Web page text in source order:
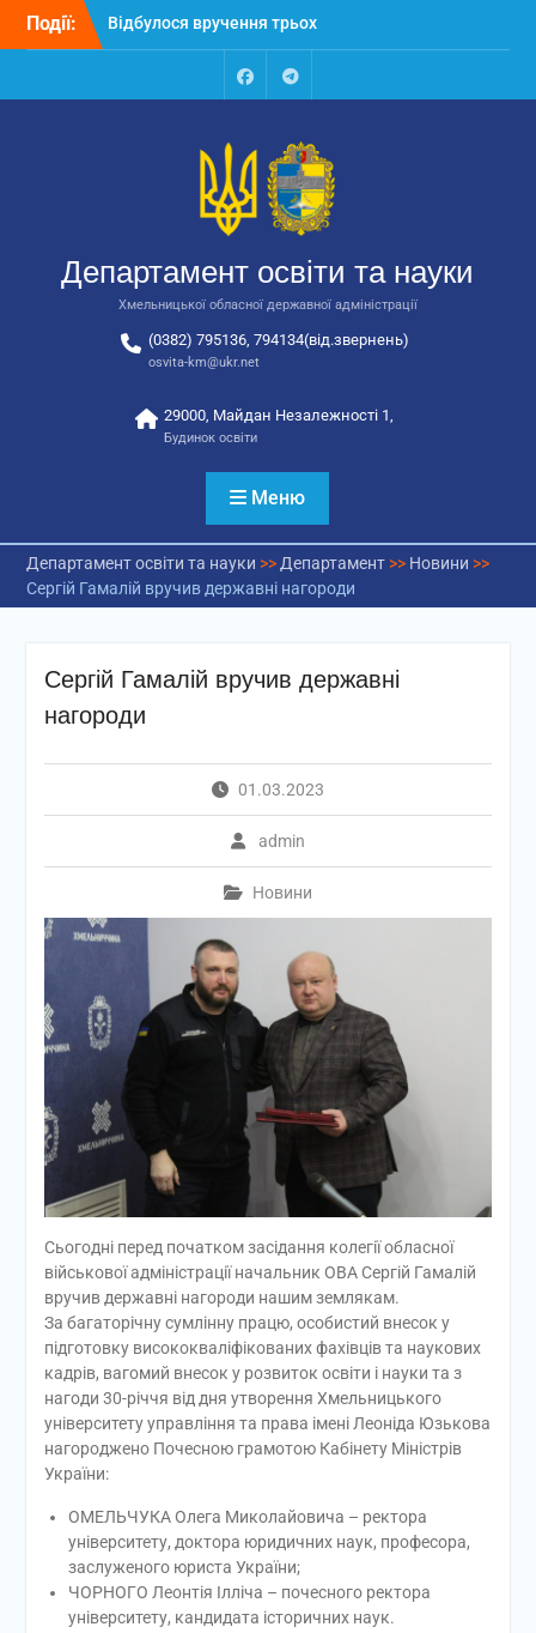
Перейти
Події:
Відбулося вручення трьох
автобусів для потреб
Відбулося засідання
освіти та науки обласної
державної адміністрації
Відбулась обласна
національно-патріотичне
виховання
FacebookTalegram
Департамент освіти та науки
Хмельницької обласної державної адміністрації
(0382) 795136, 794134(від.звернень)
osvita-km@ukr.net
29000, Майдан Незалежності 1,
Будинок освіти
Меню
Департамент освіти та науки >> Департамент>> Новини >>
Сергій Гамалій вручив державні нагороди
Сергій Гамалій вручив державні
нагороди
01.03.2023
admin
Новини
Сьогодні перед початком засідання колегії обласної
військової адміністрації начальник ОВА Сергій Гамалій
вручив державні нагороди нашим землякам.
За багаторічну сумлінну працю, особистий внесок у
підготовку висококваліфікованих фахівців та наукових
кадрів, вагомий внесок у розвиток освіти і науки та з
нагоди 30-річчя від дня утворення Хмельницького
університету управління та права імені Леоніда Юзькова
нагороджено Почесною грамотою Кабінету Міністрів
України:
ОМЕЛЬЧУКА Олега Миколайовича – ректора
університету, доктора юридичних наук, професора,
заслуженого юриста України;
ЧОРНОГО Леонтія Ілліча – почесного ректора
університету, кандидата історичних наук.